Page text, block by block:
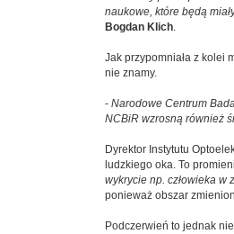
naukowe, które będą
Bogdan Klich.
Jak przypomniała z kolei
nie znamy.
- Narodowe Centrum
NCBiR wzrosną również
Dyrektor Instytutu
ludzkiego oka. To
wykrycie np. człowieka w
ponieważ obszar
Podczerwień to jednak